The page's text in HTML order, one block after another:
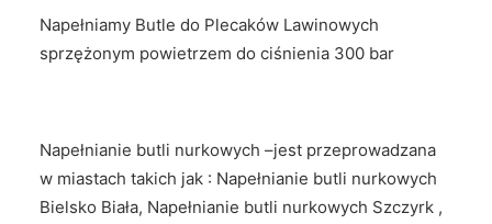
Napełniamy Butle do Plecaków Lawinowych
sprzężonym powietrzem do ciśnienia 300 bar
Napełnianie butli nurkowych –jest przeprowadzana
w miastach takich jak : Napełnianie butli nurkowych
Bielsko Biała, Napełnianie butli nurkowych Szczyrk ,